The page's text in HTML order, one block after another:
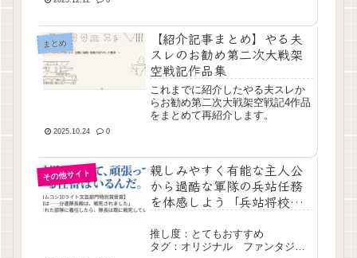
まとめ
【紹介記事まとめ】やる夫
スレのお勧め第二次大戦架
空戦記作品集
これまでに紹介したやる夫スレか
らお勧め第二次大戦架空戦記4作品
をまとめて再紹介します。
2025.10.24 0
その他サイト
親しみやすく有能な主人公
から過酷な軍隊の兵站任務
を体感しよう「兵站将校は
推し度：とてもおすすめ
タグ：オリジナル ファンタジ